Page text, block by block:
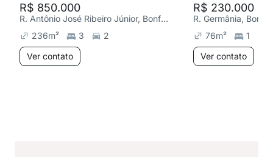
R$ 850.000
R. Antônio José Ribeiro Júnior, Bonfim
236m² 3
2
Ver contato
R$ 230.000
R. Germânia, Bonfim
76m² 1
Ver contato